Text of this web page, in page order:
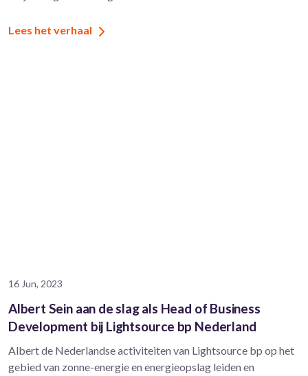
Lees het verhaal
16 Jun, 2023
Albert Sein aan de slag als Head of Business
Development bij Lightsource bp Nederland
Albert de Nederlandse activiteiten van Lightsource bp op het
gebied van zonne-energie en energieopslag leiden en